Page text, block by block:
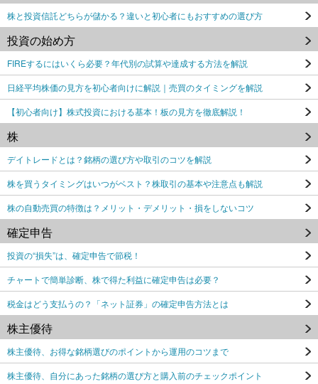
株と投資信託どちらが儲かる？違いと初心者にもおすすめの選び方
投資の始め方
FIREするにはいくら必要？年代別の試算や達成する方法を解説
日経平均株価の見方を初心者向けに解説｜売買のタイミングを解説
【初心者向け】株式投資における基本！板の見方を徹底解説！
株
デイトレードとは？銘柄の選び方や取引のコツを解説
株を買うタイミングはいつがベスト？株取引の基本や注意点も解説
株の自動売買の特徴は？メリット・デメリット・損をしないコツ
確定申告
投資の“損失”は、確定申告で節税！
チャートで簡単診断、株で得た利益に確定申告は必要？
税金はどう支払うの？「ネット証券」の確定申告方法とは
株主優待
株主優待、お得な銘柄選びのポイントから運用のコツまで
株主優待、自分にあった銘柄の選び方と購入前のチェックポイント